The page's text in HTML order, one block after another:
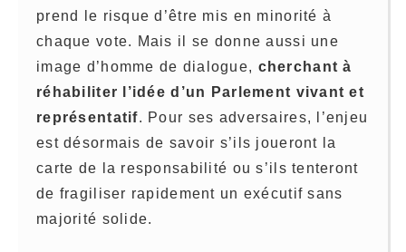
prend le risque d’être mis en minorité à
chaque vote. Mais il se donne aussi une
image d’homme de dialogue, cherchant à
réhabiliter l’idée d’un Parlement vivant et
représentatif. Pour ses adversaires, l’enjeu
est désormais de savoir s’ils joueront la
carte de la responsabilité ou s’ils tenteront
de fragiliser rapidement un exécutif sans
majorité solide.